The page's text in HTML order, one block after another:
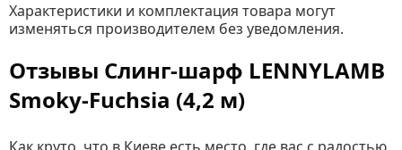
Характеристики и комплектация товара могут
изменяться производителем без уведомления.
Отзывы Слинг-шарф LENNYLAMB
Smoky-Fuchsia (4,2 м)